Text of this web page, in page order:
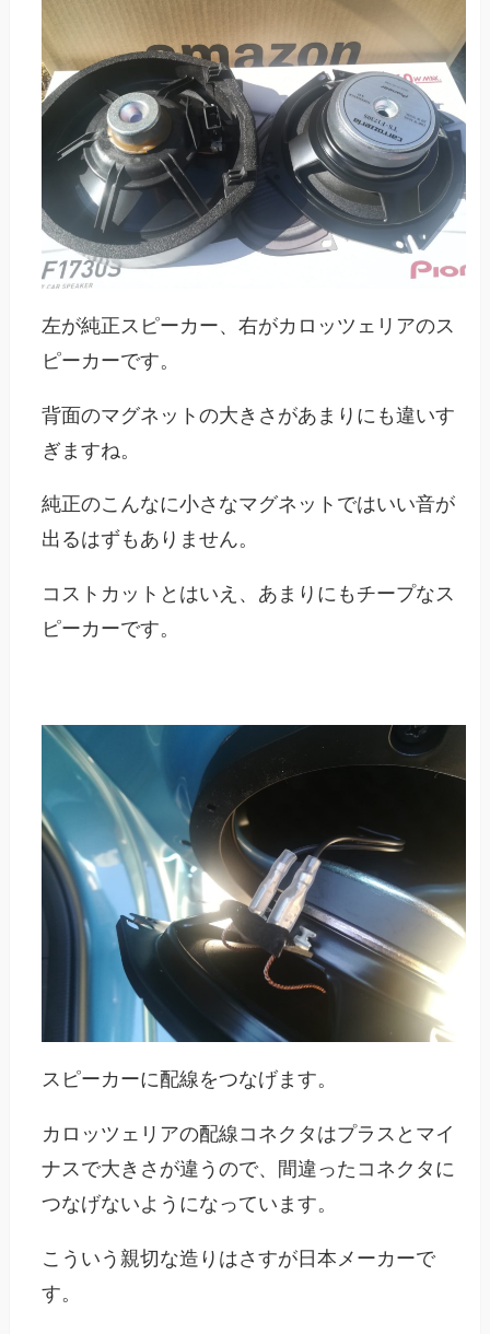
左が純正スピーカー、右がカロッツェリアのス
ピーカーです。
背面のマグネットの大きさがあまりにも違いす
ぎますね。
純正のこんなに小さなマグネットではいい音が
出るはずもありません。
コストカットとはいえ、あまりにもチープなス
ピーカーです。
スピーカーに配線をつなげます。
カロッツェリアの配線コネクタはプラスとマイ
ナスで大きさが違うので、間違ったコネクタに
つなげないようになっています。
こういう親切な造りはさすが日本メーカーで
す。